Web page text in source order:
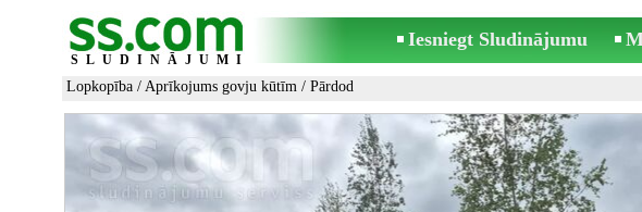
SLUDINĀJUMI
Iesniegt Sludinājumu
Lopkopība / Aprīkojums govju kūtīm / Pārdod